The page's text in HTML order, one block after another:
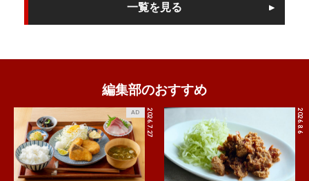
一覧を見る
編集部のおすすめ
2026.7.27
AD 2026.8.6